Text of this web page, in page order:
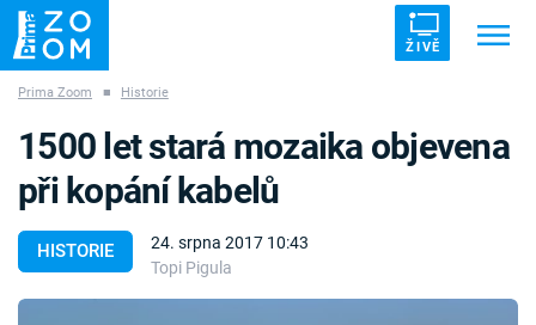
ŽIVĚ
ZÁHADY VETŘELCI DÁVNOVĚKU
Prima Zoom ■ Historie
HISTORIE
24. srpna 2017 10:43
Topi Pigula
1500 let stará mozaika objevena
při kopání kabelů